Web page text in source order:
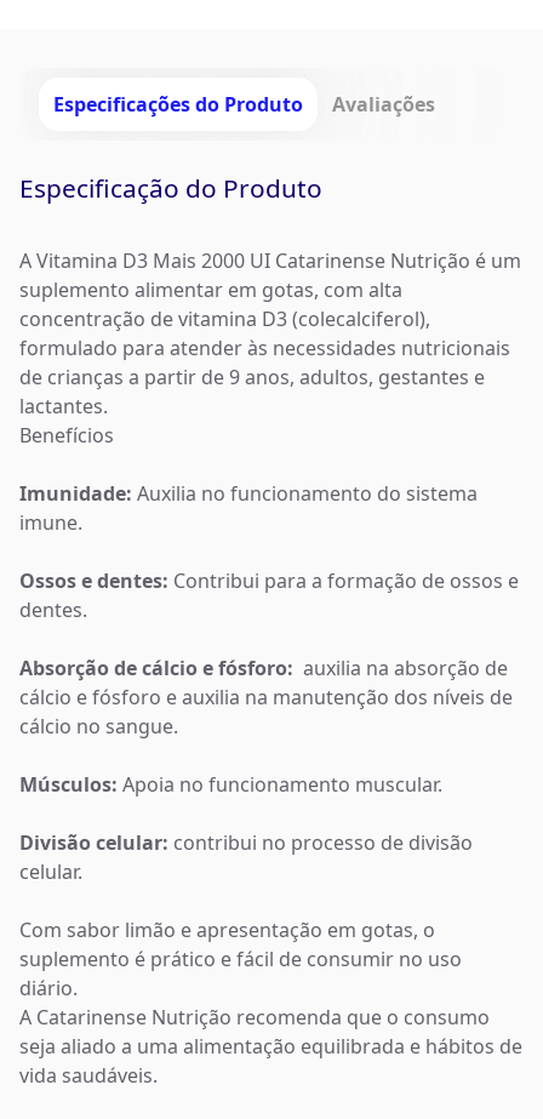
Especificações do Produto Avaliações
Especificação do Produto
A Vitamina D3 Mais 2000 UI Catarinense Nutrição é um
suplemento alimentar em gotas, com alta
concentração de vitamina D3 (colecalciferol),
formulado para atender às necessidades nutricionais
de crianças a partir de 9 anos, adultos, gestantes e
lactantes.
Benefícios
Imunidade: Auxilia no funcionamento do sistema
imune.
Ossos e dentes: Contribui para a formação de ossos e
dentes.
Absorção de cálcio e fósforo: auxilia na absorção de
cálcio e fósforo e auxilia na manutenção dos níveis de
cálcio no sangue.
Músculos: Apoia no funcionamento muscular.
Divisão celular: contribui no processo de divisão
celular.
Com sabor limão e apresentação em gotas, o
suplemento é prático e fácil de consumir no uso
diário.
A Catarinense Nutrição recomenda que o consumo
seja aliado a uma alimentação equilibrada e hábitos de
vida saudáveis.